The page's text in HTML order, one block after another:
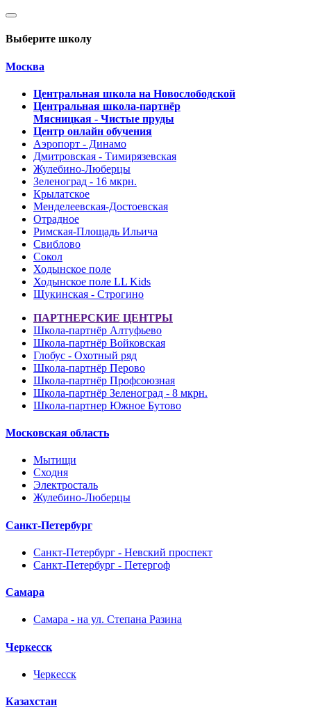
Выберите школу
Москва
Центральная школа на Новослободской
Центральная школа-партнёр
Мясницкая - Чистые пруды
Центр онлайн обучения
Аэропорт - Динамо
Дмитровская - Тимирязевская
Жулебино-Люберцы
Зеленоград - 16 мкрн.
Крылатское
Менделеевская-Достоевская
Отрадное
Римская-Площадь Ильича
Свиблово
Сокол
Ходынское поле
Ходынское поле LL Kids
Щукинская - Строгино
ПАРТНЕРСКИЕ ЦЕНТРЫ
Школа-партнёр Алтуфьево
Школа-партнёр Войковская
Глобус - Охотный ряд
Школа-партнёр Перово
Школа-партнёр Профсоюзная
Школа-партнёр Зеленоград - 8 мкрн.
Школа-партнер Южное Бутово
Московская область
Мытищи
Сходня
Электросталь
Жулебино-Люберцы
Санкт-Петербург
Санкт-Петербург - Невский проспект
Санкт-Петербург - Петергоф
Самара
Самара - на ул. Степана Разина
Черкесск
Черкесск
Казахстан